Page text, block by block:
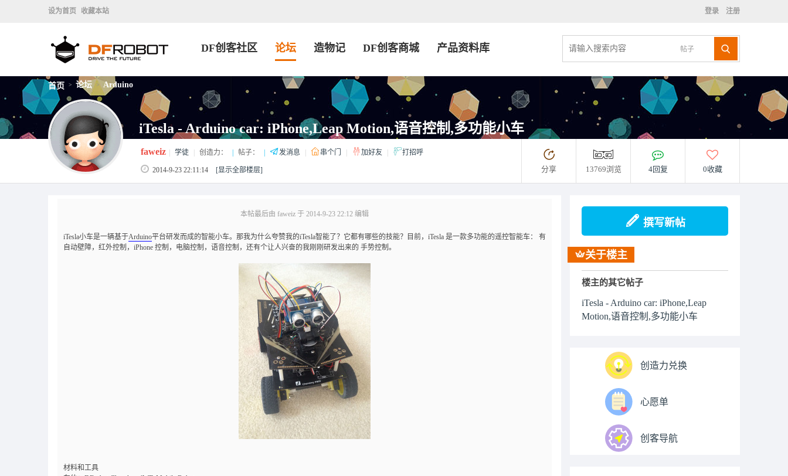
设为首页 收藏本站 登录 注册
帖子
DF创客社区 论坛 造物记 DF创客商城 产品资料库
首页 > 论坛 > Arduino
iTesla - Arduino car: iPhone,Leap Motion,语音控制,多功能小车
faweiz 学徒 创造力： 帖子： 发消息 串个门 加好友 打招呼
2014-9-23 22:11:14 [显示全部楼层] 分享 13769浏览 4回复 0收藏
本帖最后由 faweiz 于 2014-9-23 22:12 编辑
iTesla小车是一辆基于Arduino平台研发而成的智能小车。那我为什么夸赞我的iTesla智能了？它都有哪些的技能？目前，iTesla 是一款多功能的遥控智能车： 有
自动壁障，红外控制，iPhone 控制，电脑控制，语音控制，还有个让人兴奋的我刚刚研发出来的 手势控制。
材料和工具
撰写新帖
关于楼主
楼主的其它帖子
iTesla - Arduino car: iPhone,Leap
Motion,语音控制,多功能小车
创造力兑换
心愿单
创客导航